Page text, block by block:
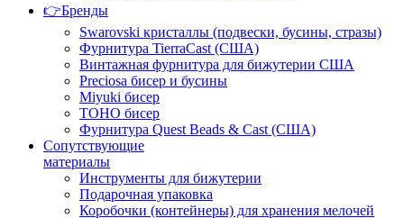
👉Бренды
Swarovski кристаллы (подвески, бусины, стразы)
Фурнитура TierraCast (США)
Винтажная фурнитура для бижутерии США
Preciosa бисер и бусины
Miyuki бисер
TOHO бисер
Фурнитура Quest Beads & Cast (США)
Сопутствующие
материалы
Инструменты для бижутерии
Подарочная упаковка
Коробочки (контейнеры) для хранения мелочей